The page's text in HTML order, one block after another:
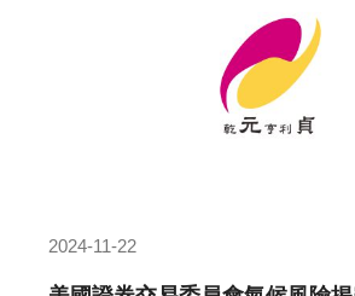
2024-11-22